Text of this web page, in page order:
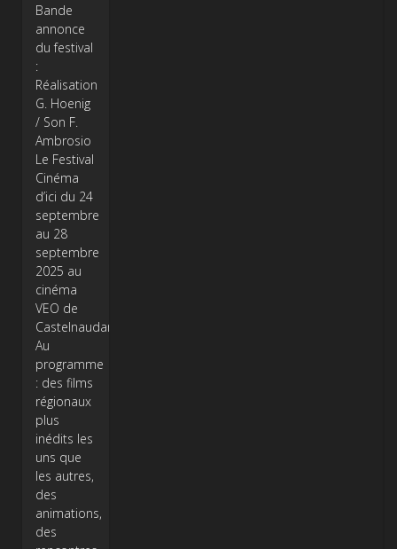
Bande
annonce
du festival
:
Réalisation
G. Hoenig
/ Son F.
Ambrosio
Le Festival
Cinéma
d’ici du 24
septembre
au 28
septembre
2025 au
cinéma
VEO de
Castelnaudary.
Au
programme
: des films
régionaux
plus
inédits les
uns que
les autres,
des
animations,
des